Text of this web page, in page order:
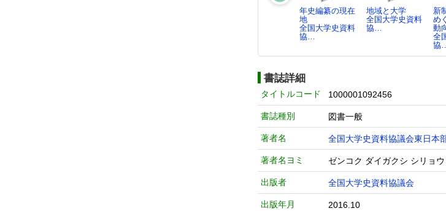
年史編纂の現在
地
全国大学史資料
協…
地域と大学
全国大学史資料
協…
新
め
動
全
協
書誌詳細
タイトルコード 1000001092456
書誌種別 図書一般
著者名 全国大学史資料協議会東日本
著者名ヨミ ゼンコク ダイガクシ シリョ
出版者 全国大学史資料協議会
出版年月 2016.10